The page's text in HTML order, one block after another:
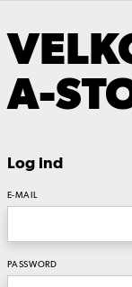
A-
Log ind
E-MAIL
PASSWORD